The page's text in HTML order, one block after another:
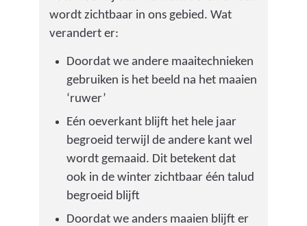
wordt zichtbaar in ons gebied. Wat
verandert er:
Doordat we andere maaitechnieken
gebruiken is het beeld na het maaien
‘ruwer’
Eén oeverkant blijft het hele jaar
begroeid terwijl de andere kant wel
wordt gemaaid. Dit betekent dat
ook in de winter zichtbaar één talud
begroeid blijft
Doordat we anders maaien blijft er